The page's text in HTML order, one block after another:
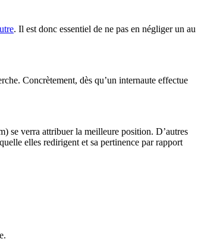
. Il est donc essentiel de ne pas en négliger un au
Concrètement, dès qu’un internaute effectue
se verra attribuer la meilleure position. D’autres
elles redirigent et sa pertinence par rapport